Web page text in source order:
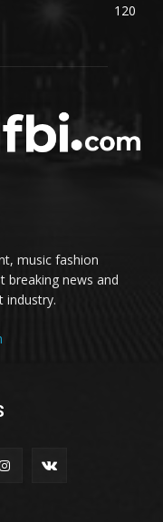
120
music fashion
breaking news and
industry.